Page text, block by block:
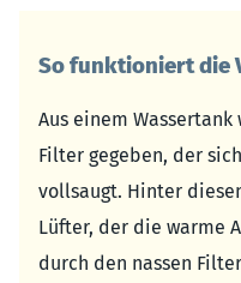
So funktioniert die
Aus einem
Filter gegeben, der
vollsaugt. Hinter
Lüfter, der die warme
durch den nassen